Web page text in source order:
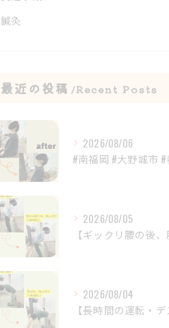
鍼灸
最近の投稿 Recent Posts
2026/08/06
2026/08/05
2026/08/04